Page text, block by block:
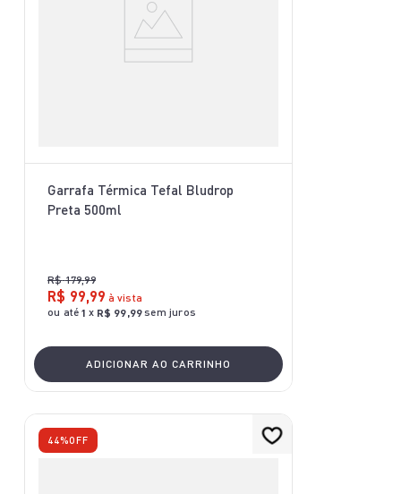
Garrafa Térmica Tefal Bludrop
Preta 500ml
R$ 179,99
R$ 99,99 à vista
ou até 1 x R$ 99,99sem juros
ADICIONAR AO CARRINHO
44%OFF